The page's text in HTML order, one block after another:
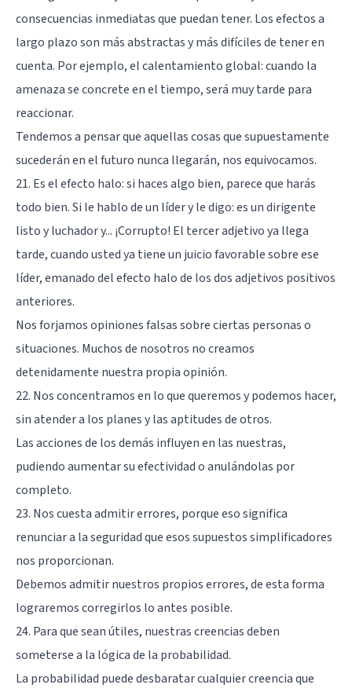
consecuencias inmediatas que puedan tener. Los efectos a
largo plazo son más abstractas y más difíciles de tener en
cuenta. Por ejemplo, el calentamiento global: cuando la
amenaza se concrete en el tiempo, será muy tarde para
reaccionar.
Tendemos a pensar que aquellas cosas que supuestamente
sucederán en el futuro nunca llegarán, nos equivocamos.
21. Es el efecto halo: si haces algo bien, parece que harás
todo bien. Si le hablo de un líder y le digo: es un dirigente
listo y luchador y... ¡Corrupto! El tercer adjetivo ya llega
tarde, cuando usted ya tiene un juicio favorable sobre ese
líder, emanado del efecto halo de los dos adjetivos positivos
anteriores.
Nos forjamos opiniones falsas sobre ciertas personas o
situaciones. Muchos de nosotros no creamos
detenidamente nuestra propia opinión.
22. Nos concentramos en lo que queremos y podemos hacer,
sin atender a los planes y las aptitudes de otros.
Las acciones de los demás influyen en las nuestras,
pudiendo aumentar su efectividad o anulándolas por
completo.
23. Nos cuesta admitir errores, porque eso significa
renunciar a la seguridad que esos supuestos simplificadores
nos proporcionan.
Debemos admitir nuestros propios errores, de esta forma
lograremos corregirlos lo antes posible.
24. Para que sean útiles, nuestras creencias deben
someterse a la lógica de la probabilidad.
La probabilidad puede desbaratar cualquier creencia que